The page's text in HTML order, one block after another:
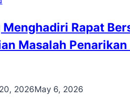
Rapat
Masalah
2026May 6, 2026